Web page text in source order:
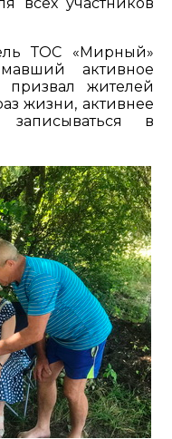
ТОС «Мирный»
активное
призвал жителей
жизни, активнее
в